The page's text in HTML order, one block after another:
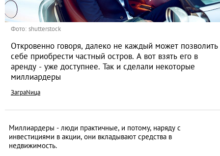
Фото: shutterstock
Откровенно говоря, далеко не каждый может позволить
себе приобрести частный остров. А вот взять его в
аренду - уже доступнее. Так и сделали некоторые
миллиардеры
ЗаграNица
Миллиардеры - люди практичные, и потому, наряду с
инвестициями в акции, они вкладывают средства в
недвижимость.